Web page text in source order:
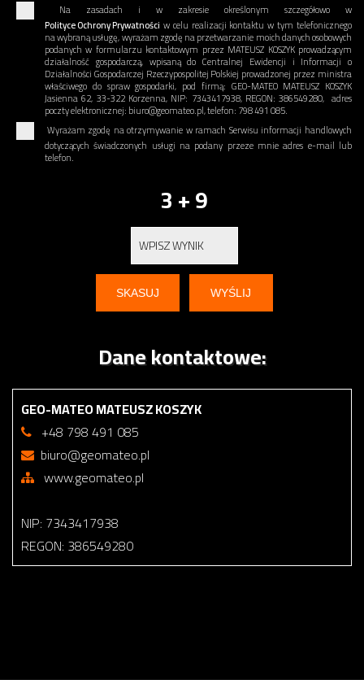
Na zasadach i w zakresie określonym szczegółowo w
Polityce Ochrony Prywatności w celu realizacji kontaktu w tym telefonicznego
na wybraną usługę, wyrażam zgodę na przetwarzanie moich danych osobowych
podanych w formularzu kontaktowym przez MATEUSZ KOSZYK prowadzącym
działalność gospodarczą, wpisaną do Centralnej Ewidencji i Informacji o
Działalności Gospodarczej Rzeczypospolitej Polskiej prowadzonej przez ministra
właściwego do spraw gospodarki, pod firmą: GEO-MATEO MATEUSZ KOSZYK
Jasienna 62, 33-322 Korzenna, NIP: 7343417938, REGON: 386549280, adres
poczty elektronicznej: biuro@geomateo.pl, telefon: 798 491 085.
Wyrażam zgodę na otrzymywanie w ramach Serwisu informacji handlowych
dotyczących świadczonych usługi na podany przeze mnie adres e-mail lub
telefon.
3 + 9
Dane kontaktowe:
GEO-MATEO MATEUSZ KOSZYK
+48 798 491 085
biuro@geomateo.pl
www.geomateo.pl
NIP: 7343417938
REGON: 386549280